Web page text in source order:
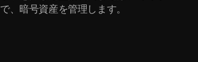
で、暗号資産を管理します。